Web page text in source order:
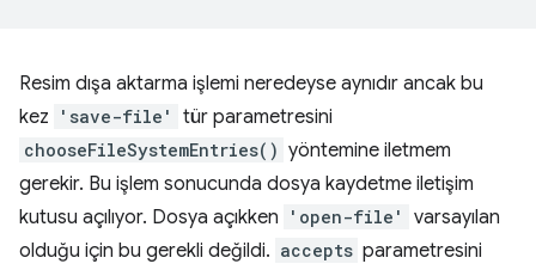
Resim dışa aktarma işlemi neredeyse aynıdır ancak bu
kez
'save-file' tür parametresini
chooseFileSystemEntries() yöntemine iletmem
gerekir. Bu işlem sonucunda dosya kaydetme iletişim
kutusu açılıyor. Dosya açıkken
'open-file'
varsayılan
olduğu için bu gerekli değildi. accepts parametresini